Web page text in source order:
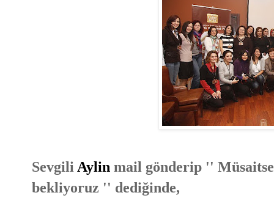
Sevgili Aylin mail gönderip ''
bekliyoruz '' dediğinde,